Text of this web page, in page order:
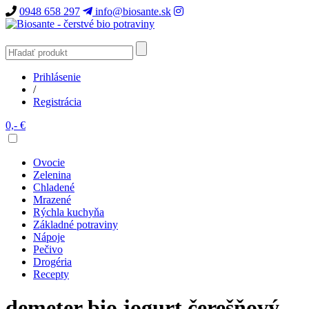
0948 658 297 info@biosante.sk
Prihlásenie
/
Registrácia
0,- €
Ovocie
Zelenina
Chladené
Mrazené
Rýchla kuchyňa
Základné potraviny
Nápoje
Pečivo
Drogéria
Recepty